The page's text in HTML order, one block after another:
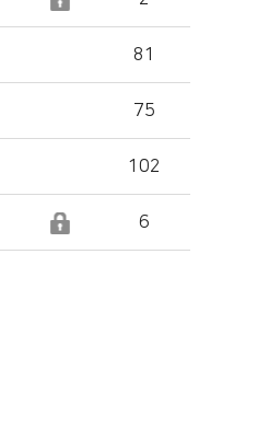
81
75
102
6